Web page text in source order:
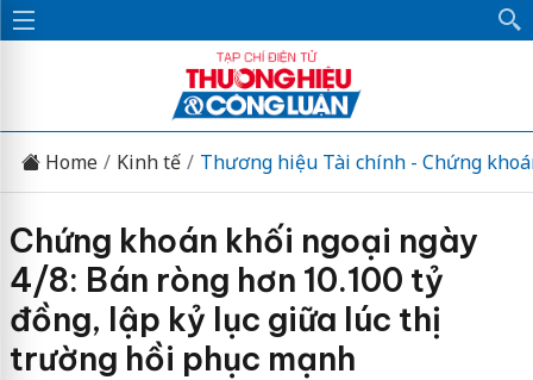
Home Kinh tế Thương hiệu Tài chính - Chứng
Chứng khoán khối ngoại ngày
4/8: Bán ròng hơn 10.100 tỷ
đồng, lập kỷ lục giữa lúc thị
trường hồi phục mạnh